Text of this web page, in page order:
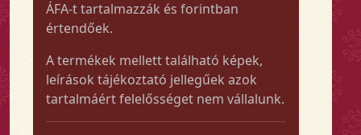
ÁFA-t tartalmazzák és forintban
értendőek.
A termékek mellett található képek,
leírások tájékoztató jellegűek azok
tartalmáért felelősséget nem vállalunk.